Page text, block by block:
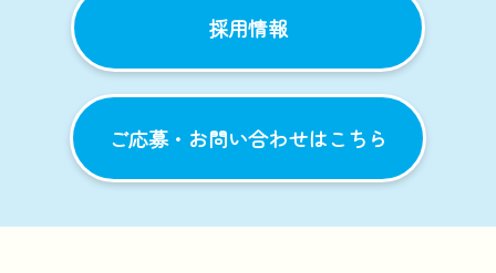
採用情報
ご応募・お問い合わせはこちら